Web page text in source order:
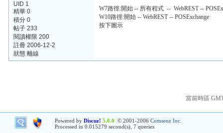
UID 1
精華 0
積分 0
帖子 233
閱讀權限 200
註冊 2006-12-2
狀態 離線
W7路徑:開始 -- 所有程式 -- WebREST --
W10路徑:開始 -- WebREST -- POSExchange
按下圖示
當前時區
Powered by Discuz! 5.0.0 © 2001-2006 Comsenz Inc.
Processed in 0.015279 second(s), 7 queries